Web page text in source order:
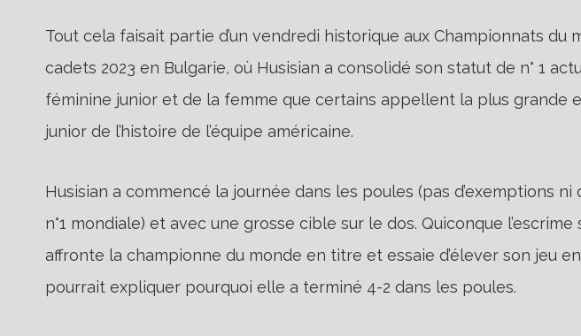
Tout cela faisait partie d’un vendredi historique aux Championnats du
cadets 2023 en Bulgarie, où Husisian a consolidé son statut de n° 1
féminine junior et de la femme que certains appellent la plus grande
junior de l’histoire de l’équipe américaine.
Husisian a commencé la journée dans les poules (pas d’exemptions ni
n°1 mondiale) et avec une grosse cible sur le dos. Quiconque l’escrime
affronte la championne du monde en titre et essaie d’élever son jeu
pourrait expliquer pourquoi elle a terminé 4-2 dans les poules.